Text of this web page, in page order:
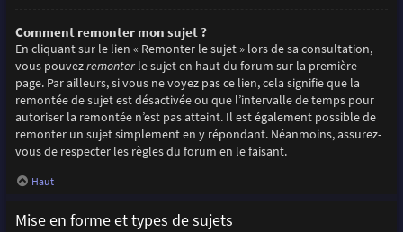
Comment remonter mon sujet ?
En cliquant sur le lien « Remonter le sujet » lors de sa consultation,
vous pouvezremonterle sujet en haut du forum sur la première
page. Par ailleurs, si vous ne voyez pas ce lien, cela signifie que la
remontée de sujet est désactivée ou que l’intervalle de temps pour
autoriser la remontée n’est pas atteint. Il est également possible de
remonter un sujet simplement en y répondant. Néanmoins, assurez-
vous de respecter les règles du forum en le faisant.
Haut
Mise en forme et types de sujets